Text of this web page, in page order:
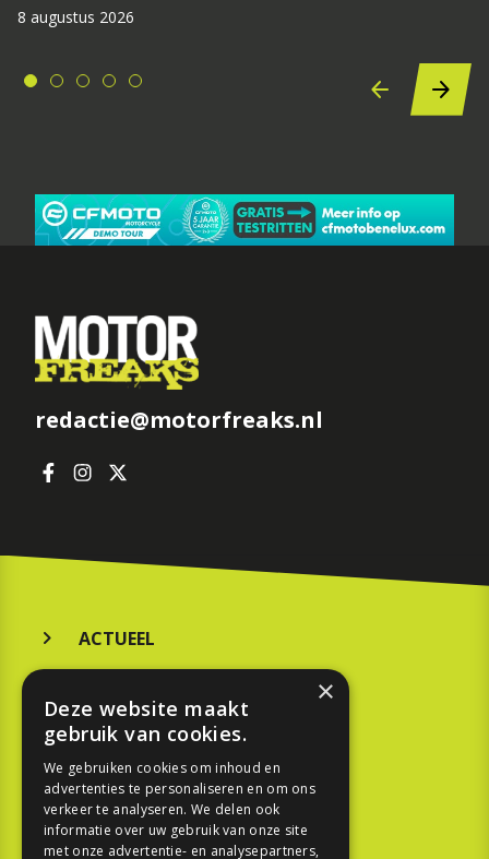
8 augustus 2026
redactie@motorfreaks.nl
ACTUEEL
KOOPGIDS
TESTEN
SPORT
×
Deze website maakt
gebruik van cookies.
We gebruiken cookies om inhoud en
advertenties te personaliseren en om ons
verkeer te analyseren. We delen ook
informatie over uw gebruik van onze site
met onze advertentie- en analysepartners,